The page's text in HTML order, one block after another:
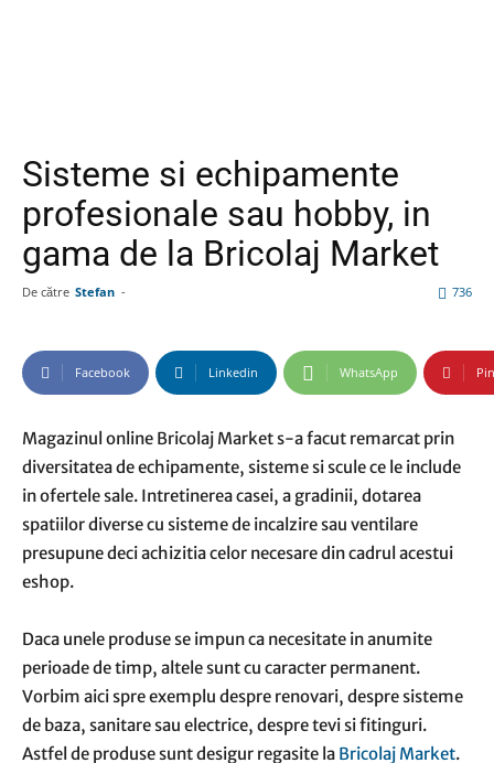
Sisteme si echipamente
profesionale sau hobby, in
gama de la Bricolaj Market
De către Stefan - 736
Facebook Linkedin WhatsApp
Magazinul online Bricolaj Market s-a facut remarcat prin
diversitatea de echipamente, sisteme si scule ce le include
in ofertele sale. Intretinerea casei, a gradinii, dotarea
spatiilor diverse cu sisteme de incalzire sau ventilare
presupune deci achizitia celor necesare din cadrul acestui
eshop.
Daca unele produse se impun ca necesitate in anumite
perioade de timp, altele sunt cu caracter permanent.
Vorbim aici spre exemplu despre renovari, despre sisteme
de baza, sanitare sau electrice, despre tevi si fitinguri.
Astfel de produse sunt desigur regasite la Bricolaj Market.